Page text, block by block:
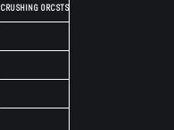
CRUSHING ORCSTS